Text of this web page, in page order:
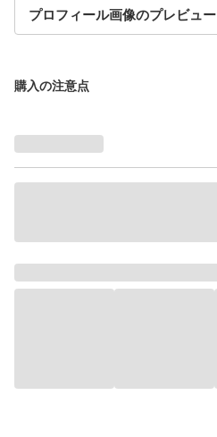
プロフィール画像のプレビュー
購入の注意点